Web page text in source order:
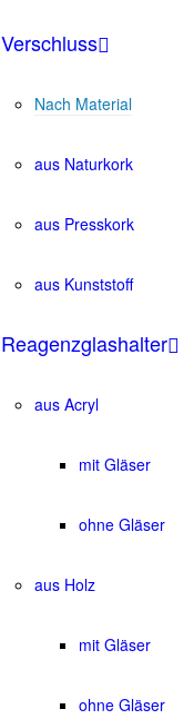
Verschluss
Nach Material
aus Naturkork
aus Presskork
aus Kunststoff
Reagenzglashalter
aus Acryl
mit Gläser
ohne Gläser
aus Holz
mit Gläser
ohne Gläser